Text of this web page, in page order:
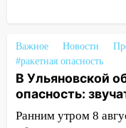
поддержать
на фестивале
18:11
пилотным
«Культурное
Важное Новости
#ракетная опасность
В Ульяновской
опасность:
Ранним утром 8